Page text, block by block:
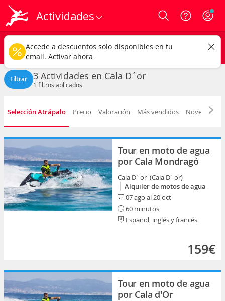
Actividades Login
Cala D´or ciudad
Cualquier tipo Cualquier fecha
CAMBIAR
Filtrar 3 Actividades en Cala D´or
1 filtros aplicados
Selección Atrápalo Precio Valoración Más vendidos Novedad
Tour en moto de agua
por Cala Mondragó
Cala D´or (Cala D´or)
Alquiler de motos de agua
07 ago al 20 oct
60 minutos
Español, inglés y francés
159€
Tour en moto de agua
por Cala d'Or
Accede a descuentos solo disponibles en tu
email. Activar ahora